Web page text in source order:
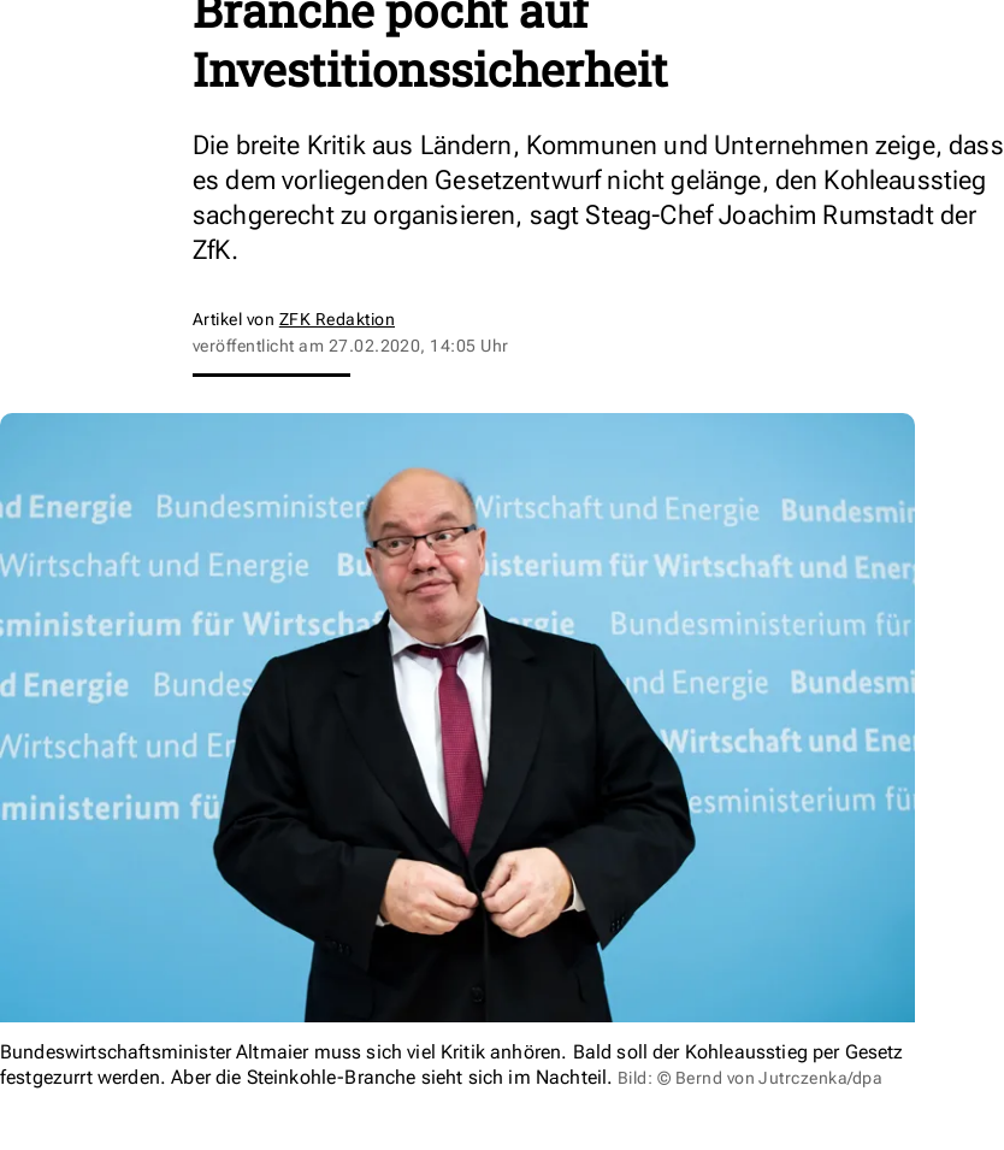
Investitionssicherheit
Die breite Kritik aus Ländern, Kommunen und Unternehmen zeige, dass
es dem vorliegenden Gesetzentwurf nicht gelänge, den Kohleausstieg
sachgerecht zu organisieren, sagt Steag-Chef Joachim Rumstadt der
ZfK.
Artikel von ZFK Redaktion
veröffentlicht am 27.02.2020, 14:05 Uhr
Bundeswirtschaftsminister Altmaier muss sich viel Kritik anhören. Bald soll der Kohleausstieg per Gesetz
festgezurrt werden. Aber die Steinkohle-Branche sieht sich im Nachteil. Bild: © Bernd von Jutrczenka/dpa